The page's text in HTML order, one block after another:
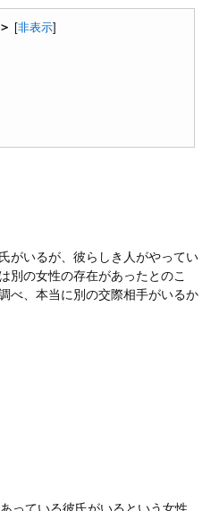
[非表示
がいるが、彼らしき人がやってい
別の女性の存在があったとのこ
べ、本当に別の交際相手がいるか
っている彼氏がいるという女性